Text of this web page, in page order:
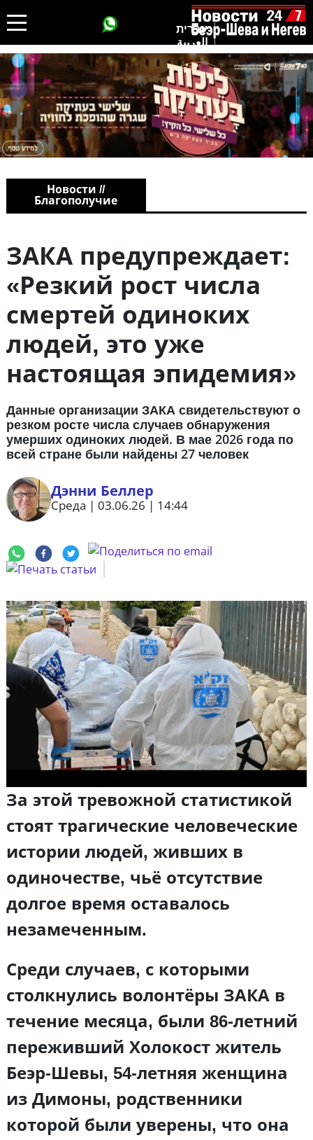
עברית
العربية
Новости //
Благополучие
ЗАКА предупреждает:
«Резкий рост числа
смертей одиноких
людей, это уже
настоящая эпидемия»
Данные организации ЗАКА свидетельствуют о
резком росте числа случаев обнаружения
умерших одиноких людей. В мае 2026 года по
всей стране были найдены 27 человек
Дэнни Беллер
Среда | 03.06.26 | 14:44
За этой тревожной статистикой
стоят трагические человеческие
истории людей, живших в
одиночестве, чьё отсутствие
долгое время оставалось
незамеченным.
Среди случаев, с которыми
столкнулись волонтёры ЗАКА в
течение месяца, были 86-летний
переживший Холокост житель
Беэр-Шевы, 54-летняя женщина
из Димоны, родственники
которой были уверены, что она